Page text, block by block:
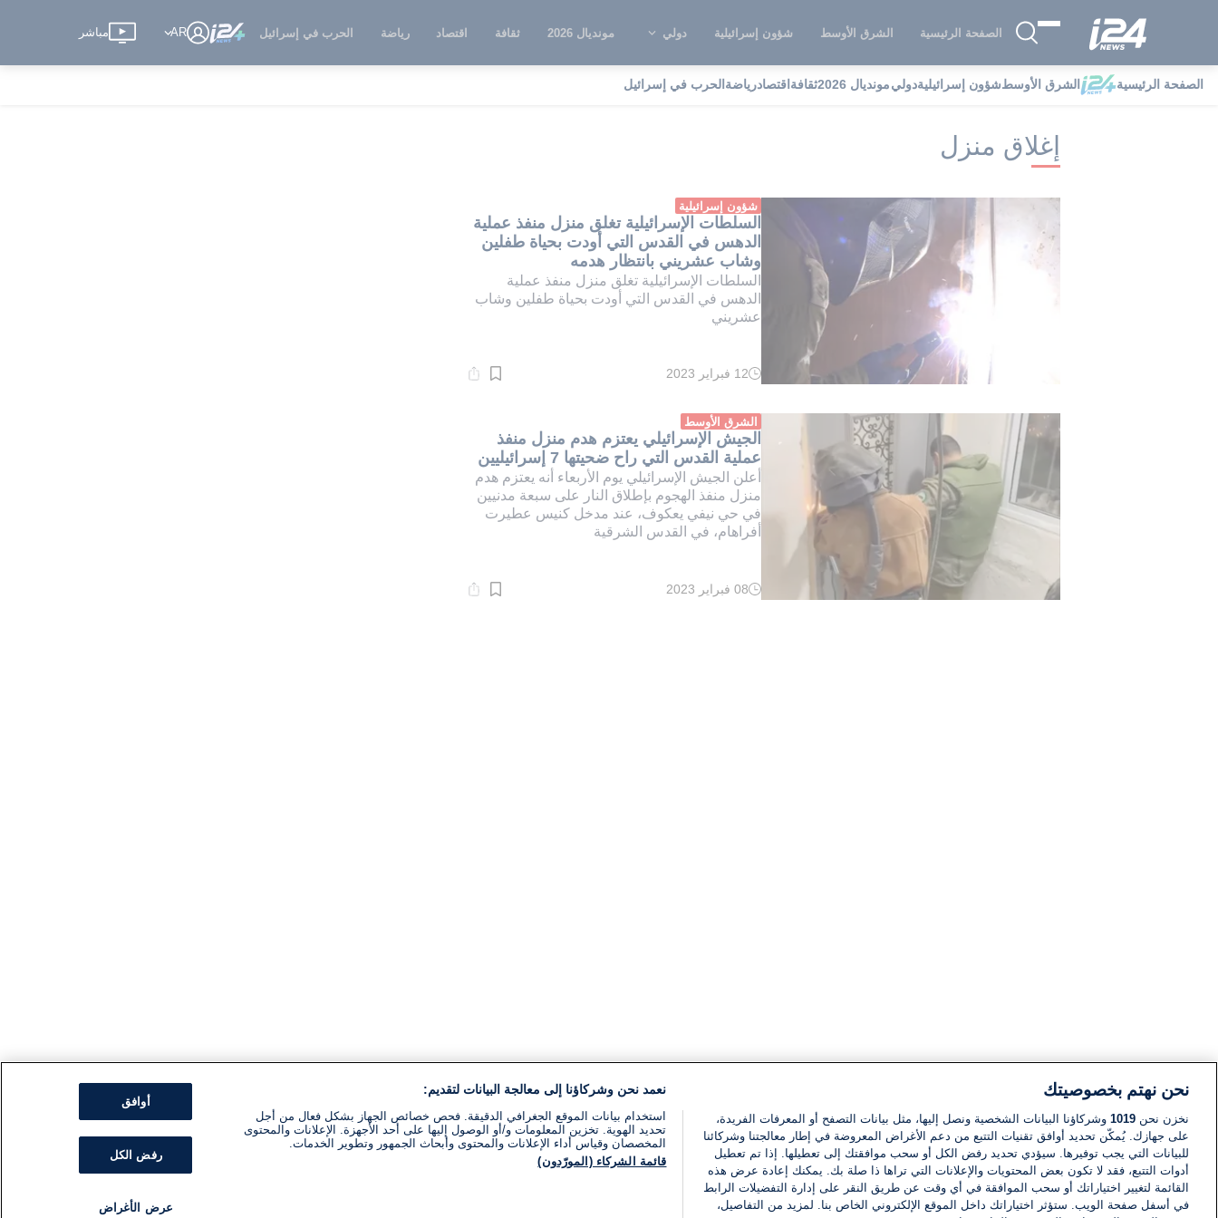
الصفحة الرئيسية الشرق الأوسط شؤون إسرائيلية دولي مونديال 2026 ثقافة اقتصاد رياضة الحرب في إسرائيل AR مباشر
الصفحة الرئيسية الشرق الأوسطشؤون إسرائيليةدوليمونديال 2026 ثقافة اقتصادرياضة الحرب في إسرائيل i24NEWS i24NEWS فهرس علامات إغلاق منزل
إغلاق منزل
شؤون إسرائيلية
السلطات الإسرائيلية تغلق منزل منفذ عملية
الدهس في القدس التي أودت بحياة طفلين
وشاب عشريني بانتظار هدمه
السلطات الإسرائيلية تغلق منزل منفذ عملية
الدهس في القدس التي أودت بحياة طفلين وشاب
عشريني
وقت
دقيقة.
12 فبراير 2023
الشرق الأوسط
الجيش الإسرائيلي يعتزم هدم منزل منفذ
عملية القدس التي راح ضحيتها 7 إسرائيليين
أعلن الجيش الإسرائيلي يوم الأربعاء أنه يعتزم هدم
منزل منفذ الهجوم بإطلاق النار على سبعة مدنيين
في حي نيفي يعكوف، عند مدخل كنيس عطيرت
أفراهام، في القدس الشرقية
وقت
08 فبراير 2023
نحن نهتم بخصوصيتك
نخزن نحن 1019 وشركاؤنا البيانات الشخصية ونصل إليها، مثل بيانات التصفح أو المعرفات الفريدة،
على جهازك. يُمكّن تحديد أوافق تقنيات التتبع من دعم الأغراض المعروضة في إطار معالجتنا وشركائنا
للبيانات التي يجب توفيرها. سيؤدي تحديد رفض الكل أو سحب موافقتك إلى تعطيلها. إذا تم تعطيل
أدوات التتبع، فقد لا تكون بعض المحتويات والإعلانات التي تراها ذا صلة بك. يمكنك إعادة عرض هذه
القائمة لتغيير اختياراتك أو سحب الموافقة في أي وقت عن طريق النقر على إدارة التفضيلات الرابط
في أسفل صفحة الويب. ستؤثر اختياراتك داخل الموقع الإلكتروني الخاص بنا. لمزيد من التفاصيل،
نعمد نحن وشركاؤنا إلى معالجة البيانات لتقديم:
استخدام بيانات الموقع الجغرافي الدقيقة. فحص خصائص الجهاز بشكل فعال من أجل
تحديد الهوية. تخزين المعلومات و/أو الوصول إليها على أحد الأجهزة. الإعلانات والمحتوى
المخصصان وقياس أداء الإعلانات والمحتوى وأبحاث الجمهور وتطوير الخدمات.
قائمة الشركاء (المورّدون)
أوافق
رفض الكل
عرض الأغراض